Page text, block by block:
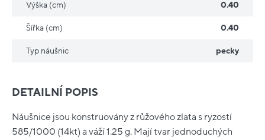
DETAILNÍ POPIS
Náušnice jsou konstruovány z růžového zlata s ryzostí
585/1000 (14kt) a váží 1.25 g. Mají tvar jednoduchých
Výška (cm) 0.40
Šířka (cm) 0.40
Typ náušnic pecky